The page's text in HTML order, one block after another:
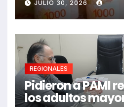
JULIO 30, 2026
REGIONALES
Pidieron a PAMI
los adultos